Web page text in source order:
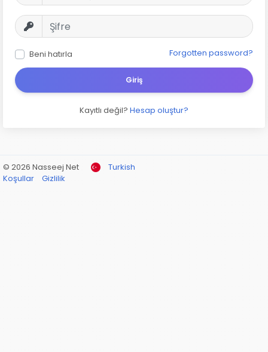
Beni hatırla Forgotten password?
Giriş
Kayıtlı değil? Hesap oluştur?
© 2026 Nasseej Net
Turkish
Koşullar
Gizlilik